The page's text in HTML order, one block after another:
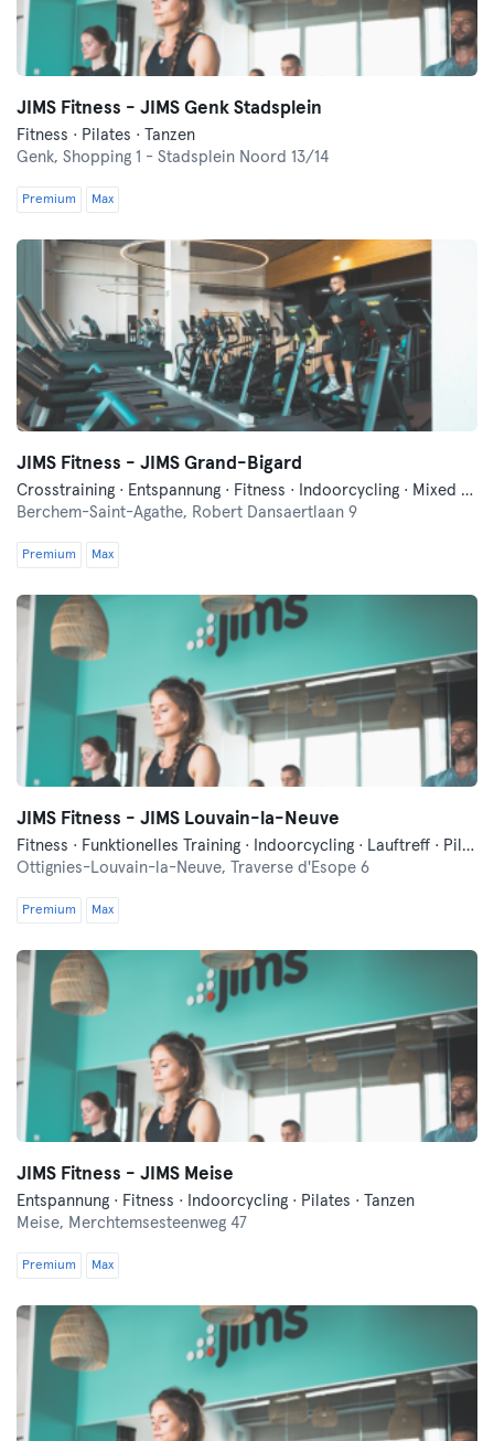
JIMS Fitness - JIMS Genk Stadsplein
Fitness · Pilates · Tanzen
Genk, Shopping 1 - Stadsplein Noord 13/14
Premium Max
JIMS Fitness - JIMS Grand-Bigard
Crosstraining · Entspannung · Fitness · Indoorcycling · Mixed Martial Arts · Pilates · Tanzen
Berchem-Saint-Agathe, Robert Dansaertlaan 9
Premium Max
JIMS Fitness - JIMS Louvain-la-Neuve
Fitness · Funktionelles Training · Indoorcycling · Lauftreff · Pilates · Tanzen
Ottignies-Louvain-la-Neuve,
Traverse d'Esope 6
Premium Max
JIMS Fitness - JIMS Meise
Entspannung · Fitness · Indoorcycling · Pilates · Tanzen
Meise, Merchtemsesteenweg 47
Premium Max